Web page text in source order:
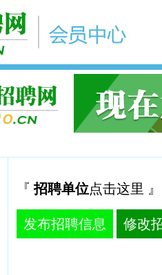
『 招聘单位点击这里 』
发布招聘信息 修改